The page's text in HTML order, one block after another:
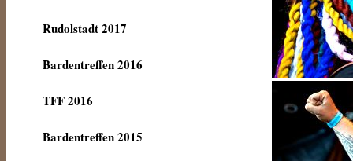
Rudolstadt 2017
Bardentreffen 2016
TFF 2016
Bardentreffen 2015